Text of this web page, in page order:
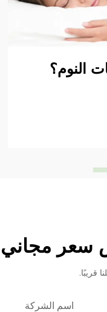
النوم؟
مجاني
قريبًا.
اسم الشركة